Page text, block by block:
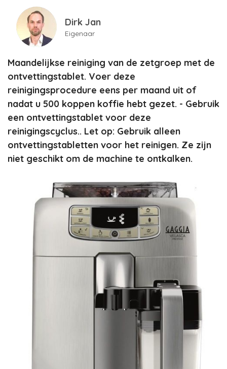
Dirk Jan
Eigenaar
Maandelijkse reiniging van de zetgroep met de
ontvettingstablet. Voer deze
reinigingsprocedure eens per maand uit of
nadat u 500 koppen koffie hebt gezet. - Gebruik
een ontvettingstablet voor deze
reinigingscyclus.. Let op: Gebruik alleen
ontvettingstabletten voor het reinigen. Ze zijn
niet geschikt om de machine te ontkalken.